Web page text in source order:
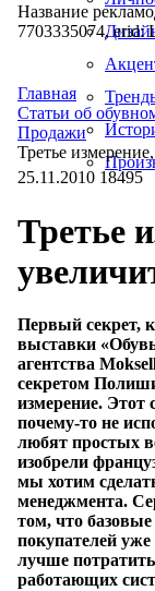
Название
7703335074,
Главная
Статьи об
Продажи
Третье
25.11.2010 18495
Третье
Первый секрет,
выставки
агентства
секретом
измерение. Этот
почему-то не
любят простых
изобрели
мы хотим
менеджмента.
том, что
покупателей
лучше
работающих